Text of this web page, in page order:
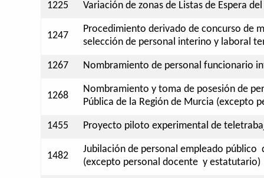
1225 Variación de zonas de Listas de Espera
1247
Procedimiento derivado de concurso de
selección de personal interino y laboral
1267 Nombramiento de personal funcionario
1268
Nombramiento y toma de posesión de
Pública de la Región de Murcia (excepto
1455 Proyecto piloto experimental de
1482
Jubilación de personal empleado público
(excepto personal docente y estatutario)